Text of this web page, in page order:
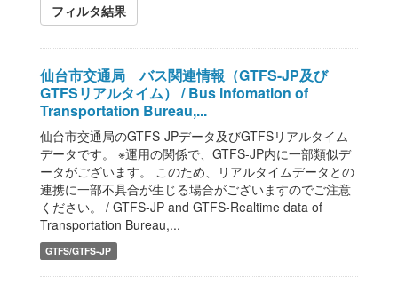
フィルタ結果
仙台市交通局 バス関連情報（GTFS-JP及び
GTFSリアルタイム） / Bus infomation of
Transportation Bureau,...
仙台市交通局のGTFS-JPデータ及びGTFSリアルタイム
データです。 ※運用の関係で、GTFS-JP内に一部類似デ
ータがございます。 このため、リアルタイムデータとの
連携に一部不具合が生じる場合がございますのでご注意
ください。 / GTFS-JP and GTFS-Realtime data of
Transportation Bureau,...
GTFS/GTFS-JP